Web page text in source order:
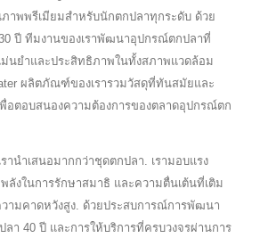
พพรีเมียมสำหรับนักตกปลาทุกระดับ ด้วย
ปี ทีมงานของเราพัฒนาอุปกรณ์ตกปลาที่
นยำและประสิทธิภาพในทั้งสภาพแวดล้อม
ผลิตภัณฑ์ของเรารวมวัสดุที่ทันสมัยและ
อตอบสนองความต้องการของตลาดอุปกรณ์ตก
านำเสนอมากกว่าชุดตกปลา. เรามอบแรง
ลังในการรักษาสมาธิ และความตื่นเต้นที่เติม
วามคาดหวังสูง. ด้วยประสบการณ์การพัฒนา
ลา 40 ปี และการให้บริการที่ครบวงจรผ่านการ